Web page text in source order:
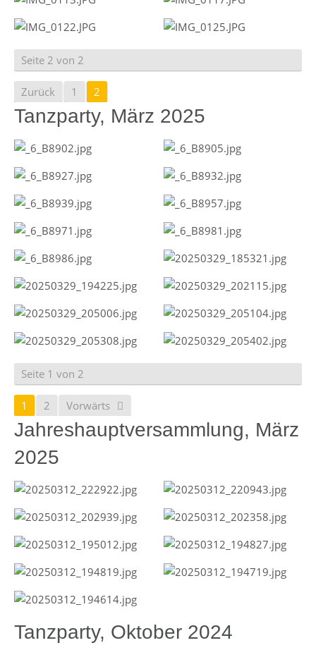
Seite 2 von 2
Zurück 1 2
Tanzparty, März 2025
Seite 1 von 2
1 2 Vorwärts
Jahreshauptversammlung, März
2025
Tanzparty, Oktober 2024